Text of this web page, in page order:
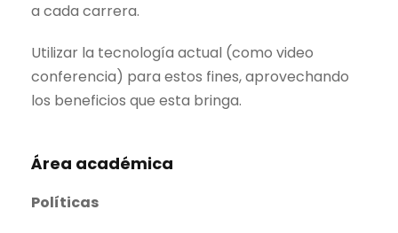
a cada carrera.
Utilizar la tecnología actual (como video
conferencia) para estos fines, aprovechando
los beneficios que esta bringa.
Área académica
Políticas